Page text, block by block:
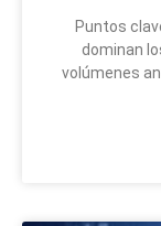
Puntos
dominan
volúmenes